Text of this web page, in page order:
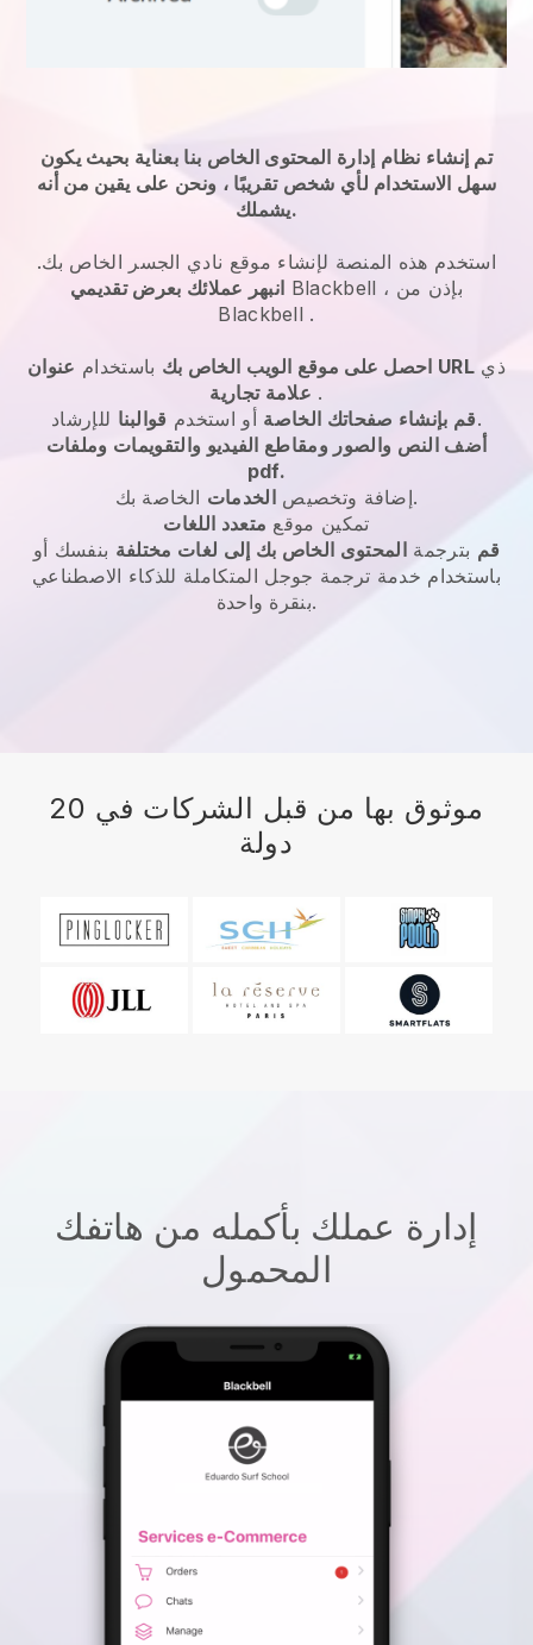
تم إنشاء نظام إدارة المحتوى الخاص بنا بعناية بحيث يكون
سهل الاستخدام لأي شخص تقريبًا ، ونحن على يقين من أنه
يشملك.
استخدم هذه المنصة لإنشاء موقع نادي الجسر الخاص بك.
انبهر عملائك بعرض تقديمي Blackbell
، بإذن من
Blackbell .
احصل على موقع الويب الخاص بك باستخدام عنوان URL ذي
علامة تجارية .
قم بإنشاء صفحاتك الخاصة أو استخدم قوالبنا
للإرشاد.
أضف النص والصور ومقاطع الفيديو والتقويمات وملفات
pdf.
إضافة وتخصيصالخدمات
الخاصة بك.
تمكين موقع متعدد اللغات
قم بترجمةالمحتوى الخاص بك إلى لغات مختلفة بنفسك أو
باستخدام خدمة ترجمة جوجل المتكاملة للذكاء الاصطناعي
بنقرة واحدة.
موثوق بها من قبل الشركات في 20
دولة
إدارة عملك بأكمله من هاتفك
المحمول